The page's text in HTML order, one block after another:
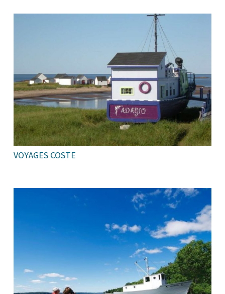
VOYAGES COSTE